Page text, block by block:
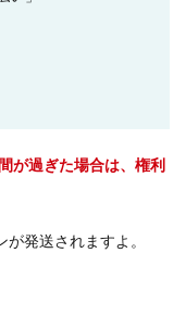
が過ぎた場合は、権利
が発送されますよ。